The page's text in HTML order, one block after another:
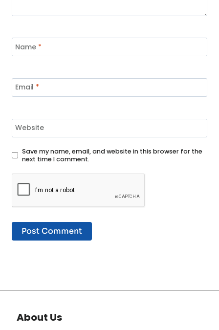
Name *
Email *
Website
Save my name, email, and website in this browser for the
next time I comment.
About Us